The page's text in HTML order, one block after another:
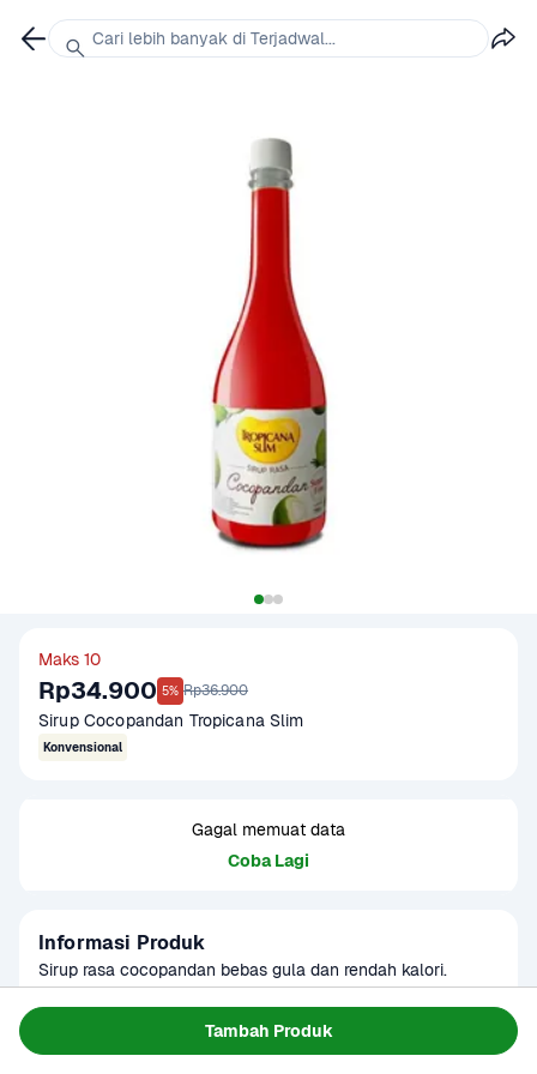
Tambah Produk
Maks 10
Rp34.900 5% Rp36.900
Sirup Cocopandan Tropicana Slim
Konvensional
Gagal memuat data
Coba Lagi
Informasi Produk
Sirup rasa cocopandan bebas gula dan rendah kalori.
Alternatif sirup yang lebih aman untuk penderita diabetes
atau saat diet. Dapat diseduh langsung atau sebagai
Minuman Ringan
Cari lebih banyak di Terjadwal...